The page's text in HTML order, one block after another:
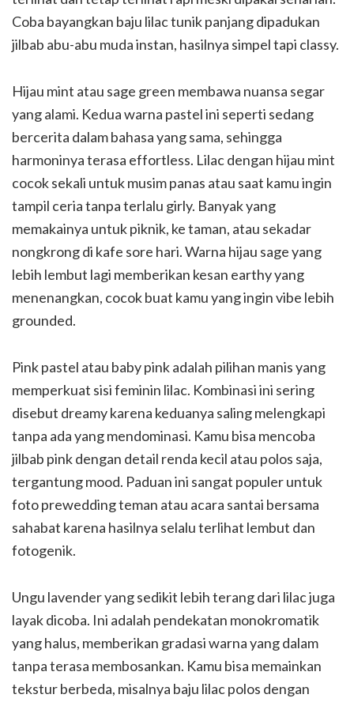
Coba bayangkan baju lilac tunik panjang dipadukan
jilbab abu-abu muda instan, hasilnya simpel tapi classy.
Hijau mint atau sage green membawa nuansa segar
yang alami. Kedua warna pastel ini seperti sedang
bercerita dalam bahasa yang sama, sehingga
harmoninya terasa effortless. Lilac dengan hijau mint
cocok sekali untuk musim panas atau saat kamu ingin
tampil ceria tanpa terlalu girly. Banyak yang
memakainya untuk piknik, ke taman, atau sekadar
nongkrong di kafe sore hari. Warna hijau sage yang
lebih lembut lagi memberikan kesan earthy yang
menenangkan, cocok buat kamu yang ingin vibe lebih
grounded.
Pink pastel atau baby pink adalah pilihan manis yang
memperkuat sisi feminin lilac. Kombinasi ini sering
disebut dreamy karena keduanya saling melengkapi
tanpa ada yang mendominasi. Kamu bisa mencoba
jilbab pink dengan detail renda kecil atau polos saja,
tergantung mood. Paduan ini sangat populer untuk
foto prewedding teman atau acara santai bersama
sahabat karena hasilnya selalu terlihat lembut dan
fotogenik.
Ungu lavender yang sedikit lebih terang dari lilac juga
layak dicoba. Ini adalah pendekatan monokromatik
yang halus, memberikan gradasi warna yang dalam
tanpa terasa membosankan. Kamu bisa memainkan
tekstur berbeda, misalnya baju lilac polos dengan